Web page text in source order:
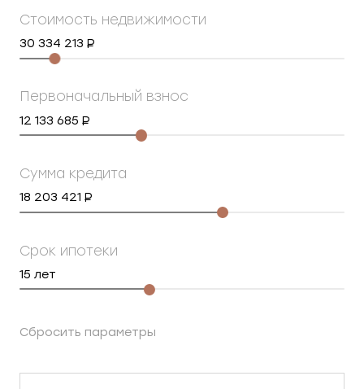
Стоимость недвижимости
30 334 213
Первоначальный взнос
12 133 685
Сумма кредита
18 203 421
Срок ипотеки
15 лет
Сбросить параметры